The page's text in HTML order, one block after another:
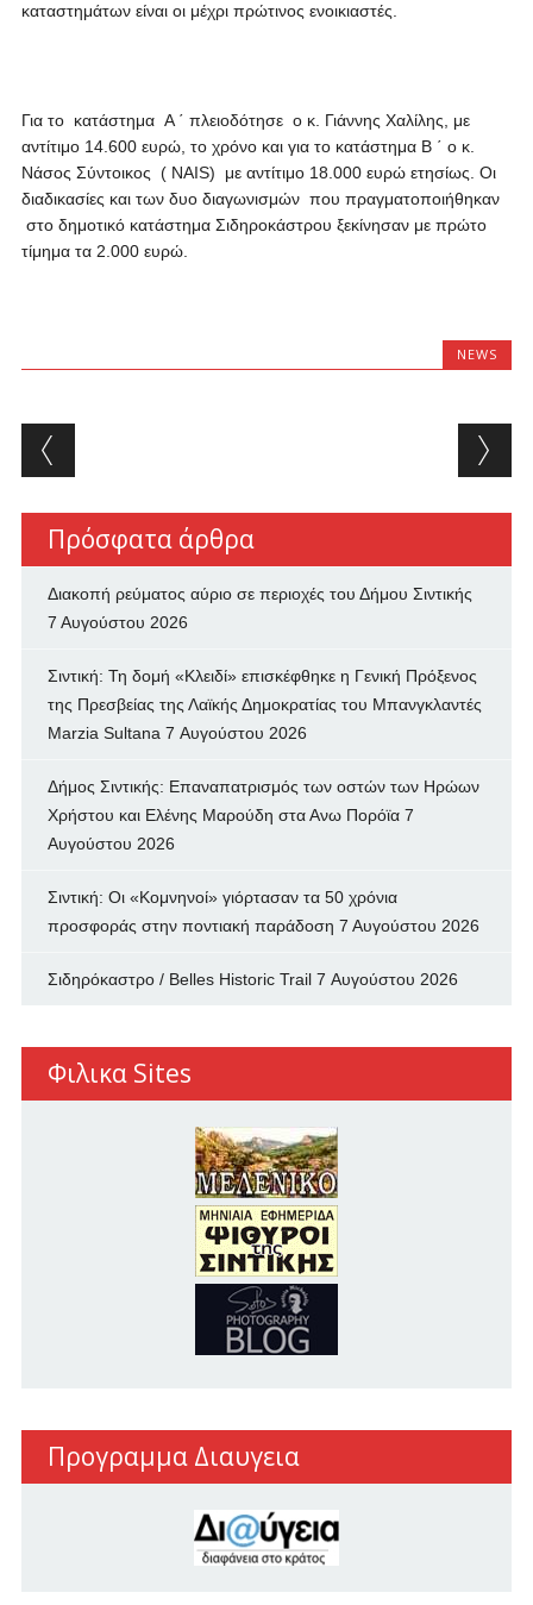
καταστημάτων είναι οι μέχρι πρώτινος ενοικιαστές.
Για το κατάστημα Α ΄ πλειοδότησε ο κ. Γιάννης Χαλίλης, με
αντίτιμο 14.600 ευρώ, το χρόνο και για το κατάστημα Β ΄ ο κ.
Νάσος Σύντοικος ( ΝΑΙS) με αντίτιμο 18.000 ευρώ ετησίως. Οι
διαδικασίες και των δυο διαγωνισμών που πραγματοποιήθηκαν
στο δημοτικό κατάστημα Σιδηροκάστρου ξεκίνησαν με πρώτο
τίμημα τα 2.000 ευρώ.
NEWS
Post navigation
Πρόσφατα άρθρα
Διακοπή ρεύματος αύριο σε περιοχές του Δήμου Σιντικής
7 Αυγούστου 2026
Σιντική: Τη δομή «Κλειδί» επισκέφθηκε η Γενική Πρόξενος
της Πρεσβείας της Λαϊκής Δημοκρατίας του Μπανγκλαντές
Marzia Sultana 7 Αυγούστου 2026
Δήμος Σιντικής: Επαναπατρισμός των oστών των Ηρώων
Χρήστου και Ελένης Μαρούδη στα Ανω Πορόϊα 7
Αυγούστου 2026
Σιντική: Οι «Κομνηνοί» γιόρτασαν τα 50 χρόνια
προσφοράς στην ποντιακή παράδοση 7 Αυγούστου 2026
Σιδηρόκαστρο / Belles Historic Trail 7 Αυγούστου 2026
Φιλικα Sites
Προγραμμα Διαυγεια